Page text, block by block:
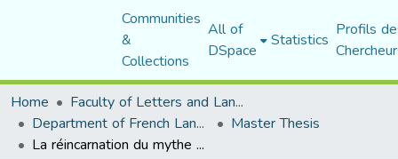
Communities
&
Collections
All of
DSpace Statistics Profils
Home
Faculty of Letters and Languages
Department of French Language and Literature Master Thesis
La réincarnation du mythe d’Orphée dans le roman Pour l’amour d’Elena de Yasmina Khadra